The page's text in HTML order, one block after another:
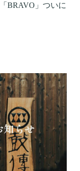
BRAVO」ついに